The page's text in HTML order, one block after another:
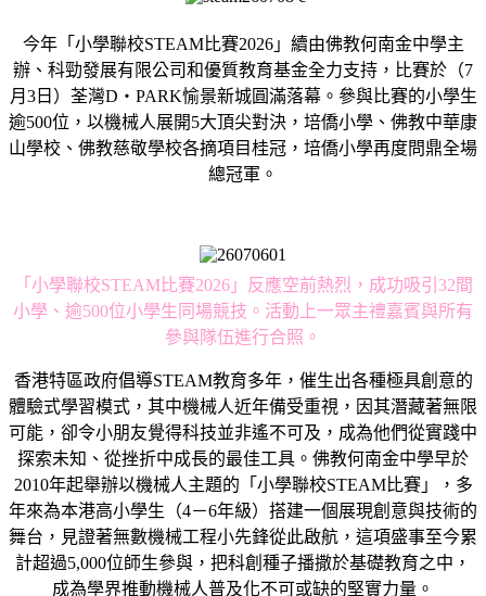
今年「小學聯校STEAM比賽2026」續由佛教何南金中學主
辦、科勁發展有限公司和優質教育基金全力支持，比賽於（7
⽉3⽇）荃灣D・PARK愉景新城圓滿落幕。參與比賽的小學生
逾500位，以機械人展開5大頂尖對決，培僑小學、佛教中華康
山學校、佛教慈敬學校各摘項目桂冠，培僑小學再度問鼎全場
總冠軍。
「小學聯校STEAM比賽2026」反應空前熱烈，成功吸引32間
小學、逾500位小學生同場競技。活動上一眾主禮嘉賓與所有
參與隊伍進行合照。
香港特區政府倡導STEAM教育多年，催生出各種極具創意的
體驗式學習模式，其中機械人近年備受重視，因其潛藏著無限
可能，卻令小朋友覺得科技並非遙不可及，成為他們從實踐中
探索未知、從挫折中成長的最佳工具。佛教何南金中學早於
2010年起舉辦以機械人主題的「小學聯校STEAM比賽」，多
年來為本港高小學生（4－6年級）搭建一個展現創意與技術的
舞台，見證著無數機械工程小先鋒從此啟航，這項盛事至今累
計超過5,000位師生參與，把科創種子播撒於基礎教育之中，
成為學界推動機械人普及化不可或缺的堅實力量。